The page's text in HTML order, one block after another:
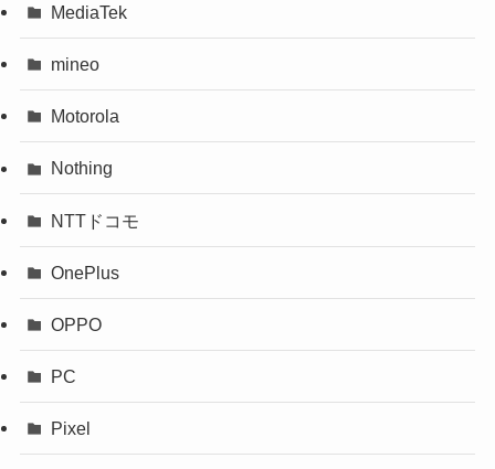
MediaTek
mineo
Motorola
Nothing
NTTドコモ
OnePlus
OPPO
PC
Pixel